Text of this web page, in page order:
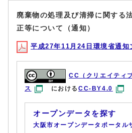
廃棄物の処理及び清掃に関する
正等について（通知）
平成27年11月24日環境省通
CC（クリエイティ
ス
におけるCC-BY4.0
オープンデータを探す
大阪市オープンデータポータル